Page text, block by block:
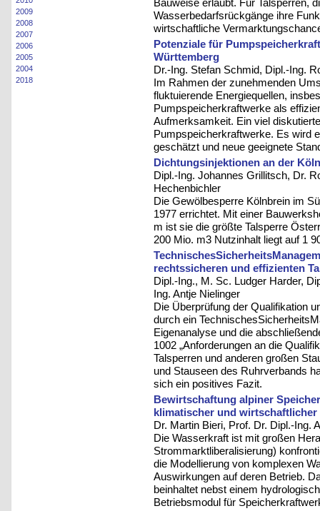
2009
2008
2007
2006
2005
2004
2018
Bauweise erlaubt. Für Talsperren,
Wasserbedarfsrückgänge ihre
wirtschaftliche
Potenziale für
Württemberg
Dr.-Ing. Stefan Schmid, Dipl.-Ing.
Im Rahmen der zunehmenden
fluktuierende Energiequellen,
Pumpspeicherkraftwerke als
Aufmerksamkeit. Ein viel
Pumpspeicherkraftwerke. Es wird
geschätzt und neue geeignete
Dichtungsinjektionen an der
Dipl.-Ing. Johannes Grillitsch, Dr.
Hechenbichler
Die Gewölbesperre Kölnbrein im
1977 errichtet. Mit einer
m ist sie die größte Talsperre
200 Mio. m3 Nutzinhalt liegt auf 1
rechtssicheren und effizienten
Dipl.-Ing., M. Sc. Ludger Harder,
Ing. Antje Nielinger
Die Überprüfung der Qualifikation
durch ein
Eigenanalyse und die
1002 „Anforderungen an die
Talsperren und anderen großen
und Stauseen des Ruhrverbands
sich ein positives Fazit.
Bewirtschaftung alpiner
klimatischer und wirtschaftlicher
Dr. Martin Bieri, Prof. Dr. Dipl.-Ing.
Die Wasserkraft ist mit großen
Strommarktliberalisierung)
die Modellierung von komplexen
Auswirkungen auf deren Betrieb.
beinhaltet nebst einem
Betriebsmodul für